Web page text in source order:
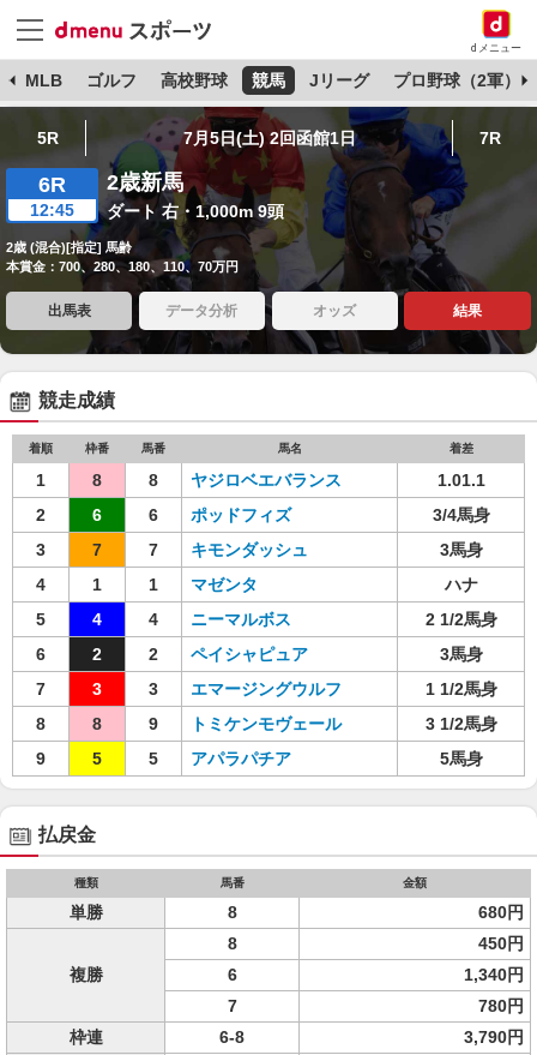
dメニュー
MLB ゴルフ 高校野球 競馬 Jリーグ プロ野球（2軍）
5R 7月5日(土) 2回函館1日 7R
6R
12:45
2歳新馬
ダート 右・1,000m 9頭
2歳 (混合)[指定] 馬齢
本賞金：700、280、180、110、70万円
出馬表 データ分析 オッズ 結果
競走成績
着順 枠番 馬番 馬名 着差
1 8 8 ヤジロベエバランス
1.01.1
2
6 6 ポッドフィズ
3/4馬身
3
7 7 キモンダッシュ
3馬身
4
1 1 マゼンタ
ハナ
5
4 4 ニーマルボス
2 1/2馬身
6
2 2 ペイシャピュア
3馬身
7
3 3 エマージングウルフ
1 1/2馬身
8
8 9 トミケンモヴェール
3 1/2馬身
9
5 5 アパラパチア 5馬身
払戻金
種類 馬番 金額
単勝 8 680円
複勝
8
450円
6
1,340円
7
780円
枠連
6-8
3,790円